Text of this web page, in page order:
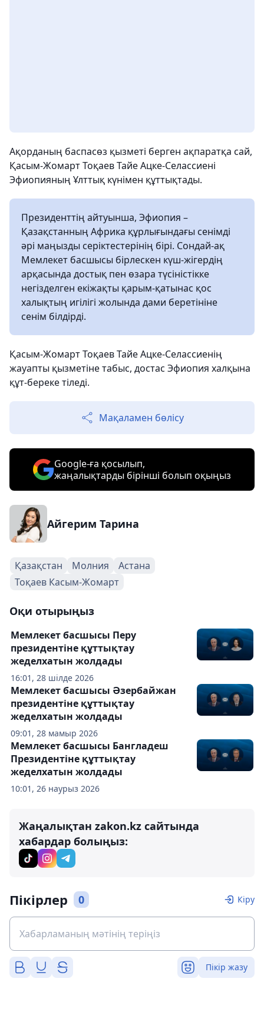
Ақорданың баспасөз қызметі берген ақпаратқа сай,
Қасым-Жомарт Тоқаев Тайе Ацке-Селассиені
Эфиопияның Ұлттық күнімен құттықтады.
Президенттің айтуынша, Эфиопия –
Қазақстанның Африка құрлығындағы сенімді
әрі маңызды серіктестерінің бірі. Сондай-ақ
Мемлекет басшысы бірлескен күш-жігердің
арқасында достық пен өзара түсіністікке
негізделген екіжақты қарым-қатынас қос
халықтың игілігі жолында дами беретініне
сенім білдірді.
Қасым-Жомарт Тоқаев Тайе Ацке-Селассиенің
жауапты қызметіне табыс, достас Эфиопия халқына
құт-береке тіледі.
Мақаламен бөлісу
Google-ға қосылып,
жаңалықтарды бірінші болып оқыңыз
Айгерим Тарина
Қазақстан Молния
Астана
Тоқаев Касым-Жомарт
Оқи отырыңыз
16:01, 28 шілде 2026
Мемлекет басшысы Перу
президентіне құттықтау
жеделхатын жолдады
09:01, 28 мамыр 2026
Мемлекет басшысы Әзербайжан
президентіне құттықтау
жеделхатын жолдады
10:01, 26 наурыз 2026
Мемлекет басшысы Бангладеш
Президентіне құттықтау
жеделхатын жолдады
Жаңалықтан zakon.kz сайтында
хабардар болыңыз:
Пікірлер 0 Кіру
Пікір жазу